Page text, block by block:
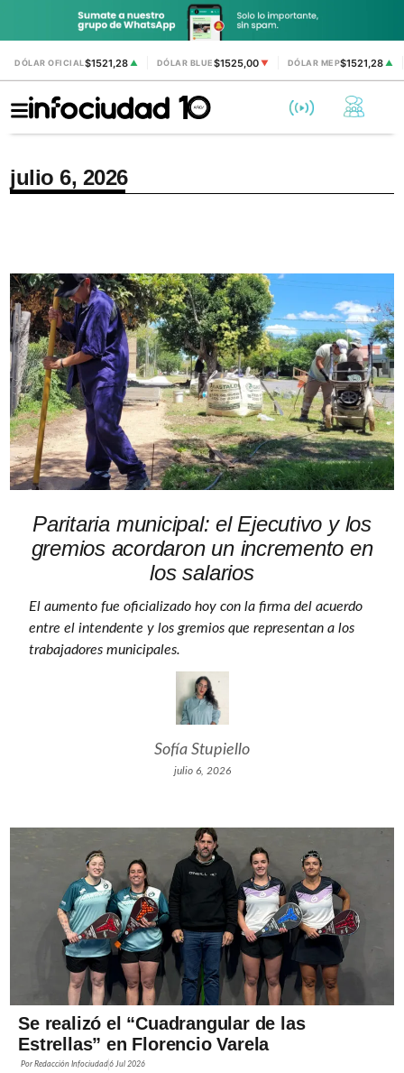
DÓLAR OFICIAL$1521,28 ▲ DÓLAR BLUE$1525,00 ▼ DÓLAR MEP$1521,28▲
julio 6, 2026
Paritaria municipal: el Ejecutivo y los
gremios acordaron un incremento en
los salarios
El aumento fue oficializado hoy con la firma del acuerdo
entre el intendente y los gremios que representan a los
trabajadores municipales.
Sofía Stupiello
julio 6, 2026
Se realizó el “Cuadrangular de las
Estrellas” en Florencio Varela
PorRedacción Infociudad6 Jul 2026